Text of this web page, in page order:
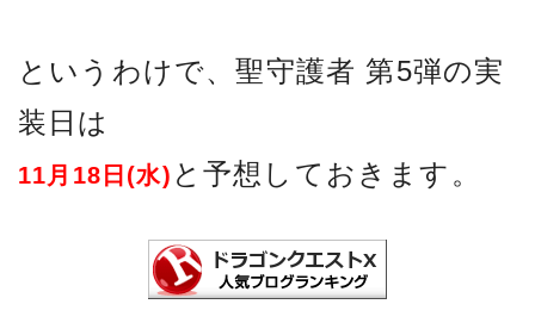
というわけで、聖守護者 第5弾の実
装日は
11月18日(水) と予想しておきます。